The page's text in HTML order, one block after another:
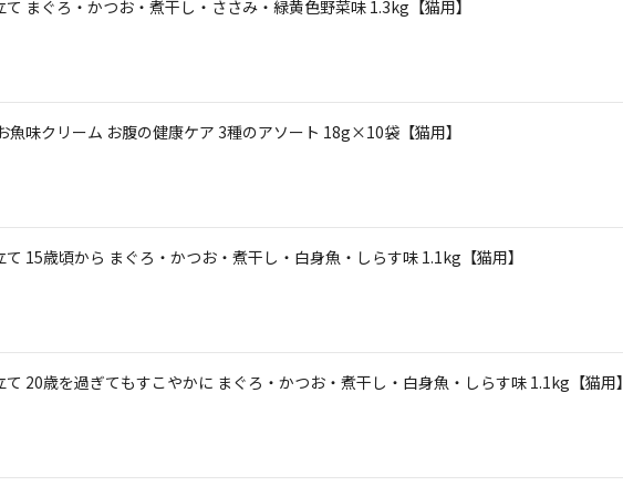
まぐろ・かつお・煮干し・ささみ・緑黄色野菜味 1.3kg【猫用】
味クリーム お腹の健康ケア 3種のアソート 18g×10袋【猫用】
15歳頃から まぐろ・かつお・煮干し・白身魚・しらす味 1.1kg【猫用】
20歳を過ぎてもすこやかに まぐろ・かつお・煮干し・白身魚・しらす味 1.1kg【猫用】